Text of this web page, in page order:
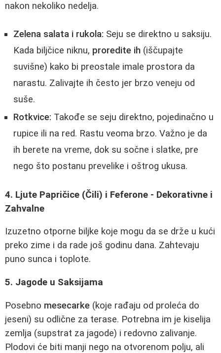
nakon nekoliko nedelja.
Zelena salata i rukola: Seju se direktno u saksiju.
Kada biljčice niknu, proredite ih (iščupajte
suvišne) kako bi preostale imale prostora da
narastu. Zalivajte ih često jer brzo veneju od
suše.
Rotkvice: Takođe se seju direktno, pojedinačno u
rupice ili na red. Rastu veoma brzo. Važno je da
ih berete na vreme, dok su sočne i slatke, pre
nego što postanu prevelike i oštrog ukusa.
4. Ljute Papričice (Čili) i Feferone - Dekorativne i
Zahvalne
Izuzetno otporne biljke koje mogu da se drže u kući
preko zime i da rade još godinu dana. Zahtevaju
puno sunca i toplote.
5. Jagode u Saksijama
Posebno mesecarke (koje rađaju od proleća do
jeseni) su odlične za terase. Potrebna im je kiselija
zemlja (supstrat za jagode) i redovno zalivanje.
Plodovi će biti manji nego na otvorenom polju, ali